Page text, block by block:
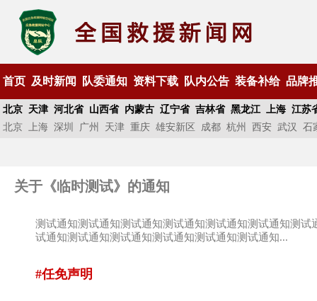
首页 及时新闻 队委通知 资料下载 队内公告 装备补给 品牌
北京 天津 河北省 山西省 内蒙古 辽宁省 吉林省 黑龙江 上海 江苏
北京 上海 深圳 广州 天津 重庆 雄安新区 成都 杭州 西安 武汉 石
关于《临时测试》的通知
测试通知测试通知测试通知测试通知测试通知测试通知测
试通知测试通知测试通知测试通知测试通知测试通知...
#任免声明